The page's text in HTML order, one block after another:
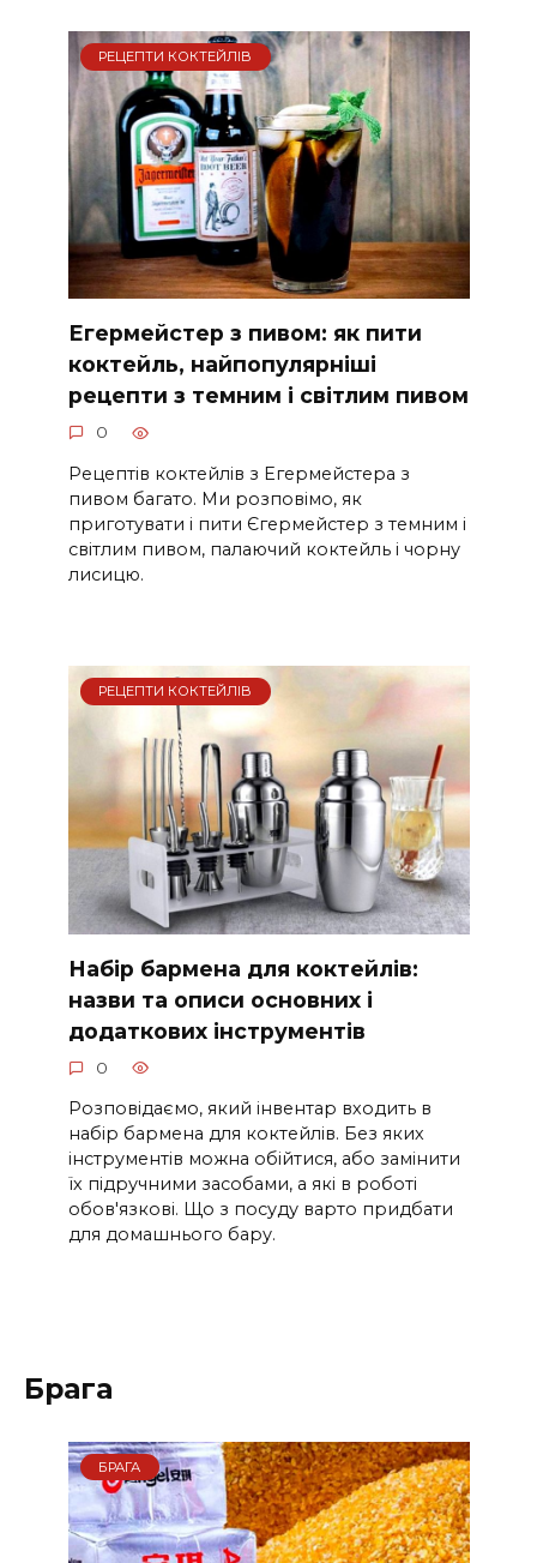
РЕЦЕПТИ КОКТЕЙЛІВ
Егермейстер з пивом: як пити
коктейль, найпопулярніші
рецепти з темним і світлим пивом
0
Рецептів коктейлів з Егермейстера з
пивом багато. Ми розповімо, як
приготувати і пити Єгермейстер з темним і
світлим пивом, палаючий коктейль і чорну
лисицю.
РЕЦЕПТИ КОКТЕЙЛІВ
Набір бармена для коктейлів:
назви та описи основних і
додаткових інструментів
0
Розповідаємо, який інвентар входить в
набір бармена для коктейлів. Без яких
інструментів можна обійтися, або замінити
їх підручними засобами, а які в роботі
обов'язкові. Що з посуду варто придбати
для домашнього бару.
Брага
БРАГА